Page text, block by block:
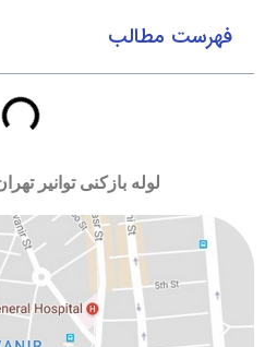
فهرست مطالب
لوله بازکنی توانیر